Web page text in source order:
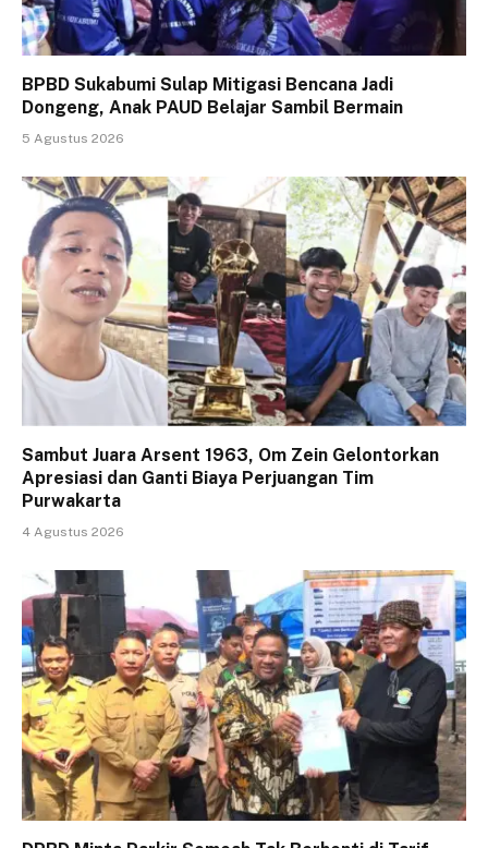
BPBD Sukabumi Sulap Mitigasi Bencana Jadi
Dongeng, Anak PAUD Belajar Sambil Bermain
5 Agustus 2026
Sambut Juara Arsent 1963, Om Zein Gelontorkan
Apresiasi dan Ganti Biaya Perjuangan Tim
Purwakarta
4 Agustus 2026